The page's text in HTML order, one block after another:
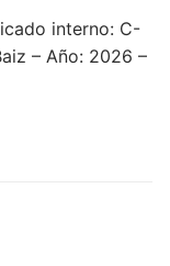
interno: C-
– Año: 2026 –